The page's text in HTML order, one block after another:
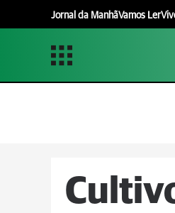
Jornal da ManhãVamos Ler